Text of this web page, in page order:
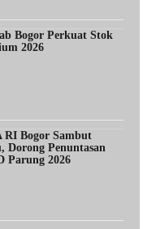
Bogor Perkuat Stok
2026
RI Bogor Sambut
Dorong Penuntasan
Parung 2026